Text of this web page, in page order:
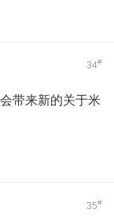
34#
带来新的关于米
35#